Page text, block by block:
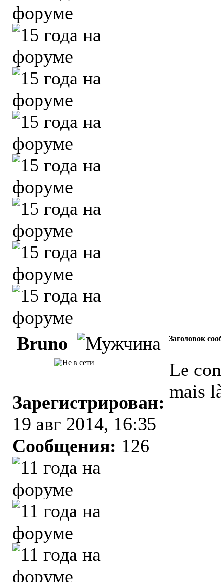
Bruno Заголовок
Зарегистрирован:
19 авг 2014, 16:35
Сообщения: 126
Le
mais